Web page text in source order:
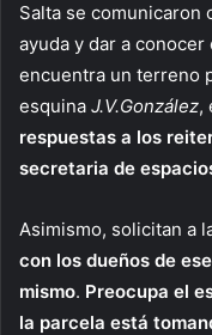
Salta se comunicaron
ayuda y dar a
encuentra un terreno
esquina J.V.González,
respuestas a los
secretaria de
Asimismo, solicitan a
con los dueños de
mismo. Preocupa el
la parcela está